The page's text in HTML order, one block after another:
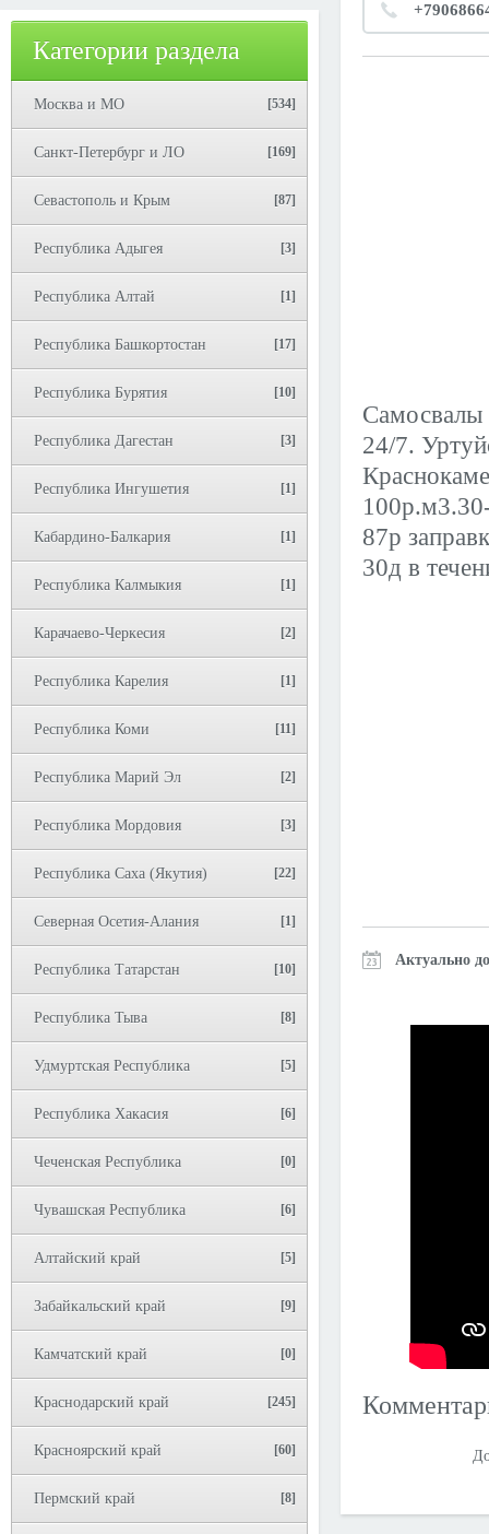
Категории раздела
Москва и МО [534]
Санкт-Петербург и ЛО [169]
Севастополь и Крым [87]
Республика Адыгея [3]
Республика Алтай [1]
Республика Башкортостан [17]
Республика Бурятия [10]
Республика Дагестан [3]
Республика Ингушетия [1]
Кабардино-Балкария [1]
Республика Калмыкия [1]
Карачаево-Черкесия [2]
Республика Карелия [1]
Республика Коми [11]
Республика Марий Эл [2]
Республика Мордовия [3]
Республика Саха (Якутия) [22]
Северная Осетия-Алания [1]
Республика Татарстан [10]
Республика Тыва [8]
Удмуртская Республика [5]
Республика Хакасия [6]
Чеченская Республика [0]
Чувашская Республика [6]
Алтайский край [5]
Забайкальский край [9]
Камчатский край [0]
Краснодарский край [245]
Красноярский край [60]
Пермский край [8]
Самосвалы
24/7.
87р
30д в
Актуально